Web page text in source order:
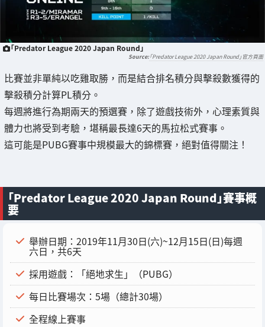
「Predator League 2020 Japan Round」
「Predator League 2020 Japan Round」官方頁面
比賽並非單純以吃雞取勝，而是結合排名積分與擊殺數獲得的
擊殺積分計算PL積分。
每週將進行為期兩天的預選賽，除了遊戲技術外，心理素質與
體力也將受到考驗，堪稱最長達6天的馬拉松式賽事。
這可能是PUBG賽事中規模最大的錦標賽，絕對值得關注！
「Predator League 2020 Japan Round」賽事概
要
舉辦日期：2019年11月30日(六)~12月15日(日)每週
六日，共6天
採用遊戲：「絕地求生」（PUBG）
每日比賽場次：5場（總計30場）
全程線上賽事